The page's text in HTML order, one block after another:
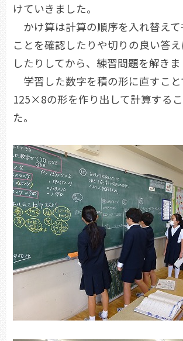
けていきました。
かけ算は計算の順序を入れ替えて
ことを確認したりや切りの良い答
したりしてから、練習問題を解きま
学習した数字を積の形に直すこと
125×8の形を作り出して計算する
た。